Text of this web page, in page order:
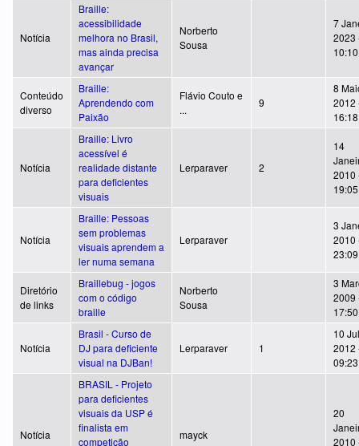
Notícia
Braille:
acessibilidade
melhora no Brasil,
mas ainda precisa
avançar
Norberto
Sousa
7
2023
10:10
Conteúdo
diverso
Braille:
Aprendendo com
Paixão
Flávio Couto e
...
9
8
2012
16:18
Notícia
Braille: Livro
acessível é
realidade distante
para deficientes
visuais
Lerparaver 2
14
2010
19:05
Notícia
Braille: Pessoas
sem problemas
visuais aprendem a
ler numa semana
Lerparaver
3
2010
23:09
Diretório
de links
Braillebug - jogos
com o código
braille
Norberto
Sousa
3
2009
17:50
Notícia
Brasil - Curso de
DJ para deficiente
visual na DJBan!
Lerparaver 1
10
2012
09:23
Notícia
BRASIL - Projeto
para deficientes
visuais da USP é
finalista em
competição
mayck
20
2010